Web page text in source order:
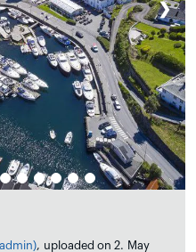
❯
, uploaded on 2. May